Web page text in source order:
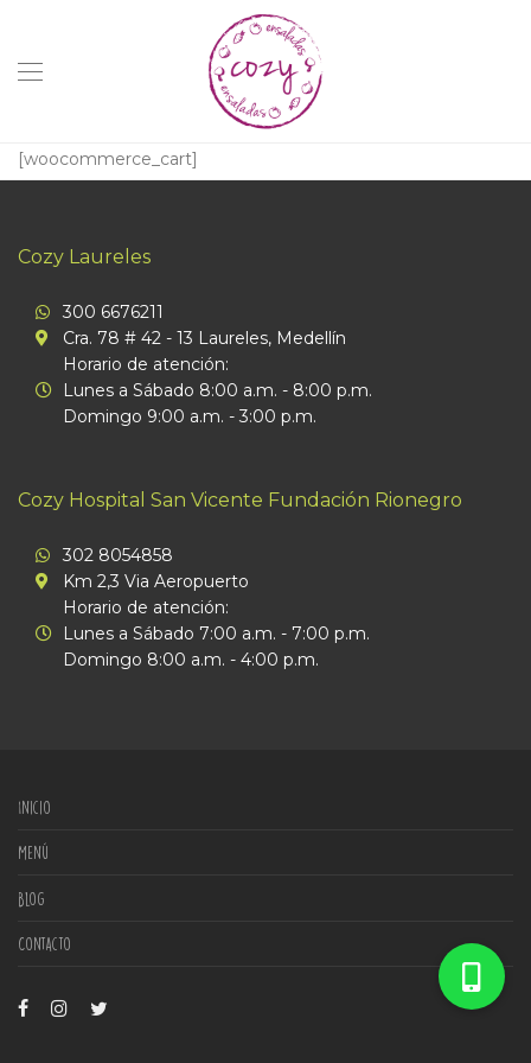
[woocommerce_cart]
Cozy Laureles
300 6676211
Cra. 78 # 42 - 13 Laureles, Medellín
Horario de atención:
Lunes a Sábado 8:00 a.m. - 8:00 p.m.
Domingo 9:00 a.m. - 3:00 p.m.
Cozy Hospital San Vicente Fundación Rionegro
302 8054858
Km 2,3 Via Aeropuerto
Horario de atención:
Lunes a Sábado 7:00 a.m. - 7:00 p.m.
Domingo 8:00 a.m. - 4:00 p.m.
Inicio
Menú
Blog
Contacto